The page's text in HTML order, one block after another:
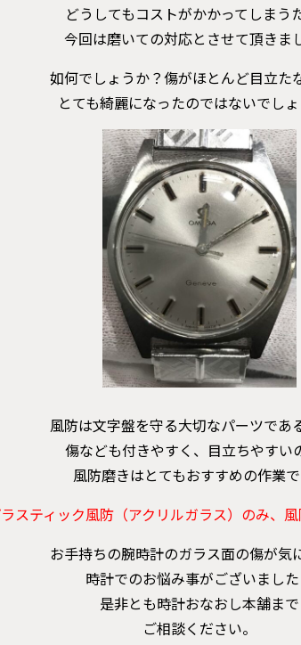
どうしてもコストがかかってしまう
今回は磨いての対応とさせて頂きま
如何でしょうか？傷がほとんど目立た
とても綺麗になったのではないでしょ
風防は文字盤を守る大切なパーツであ
傷なども付きやすく、目立ちやすい
風防磨きはとてもおすすめの作業で
スティック風防（アクリルガラス）のみ、
お手持ちの腕時計のガラス面の傷が気
時計でのお悩み事がございまし
是非とも時計おなおし本舗まで
ご相談ください。